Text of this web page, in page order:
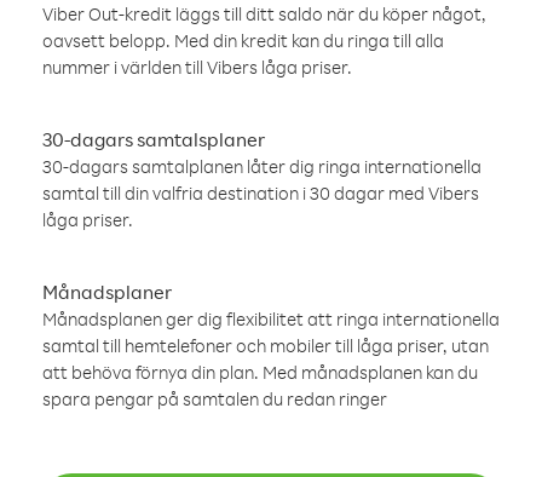
Viber Out-kredit läggs till ditt saldo när du köper något,
oavsett belopp. Med din kredit kan du ringa till alla
nummer i världen till Vibers låga priser.
30-dagars samtalsplaner
30-dagars samtalplanen låter dig ringa internationella
samtal till din valfria destination i 30 dagar med Vibers
låga priser.
Månadsplaner
Månadsplanen ger dig flexibilitet att ringa internationella
samtal till hemtelefoner och mobiler till låga priser, utan
att behöva förnya din plan. Med månadsplanen kan du
spara pengar på samtalen du redan ringer